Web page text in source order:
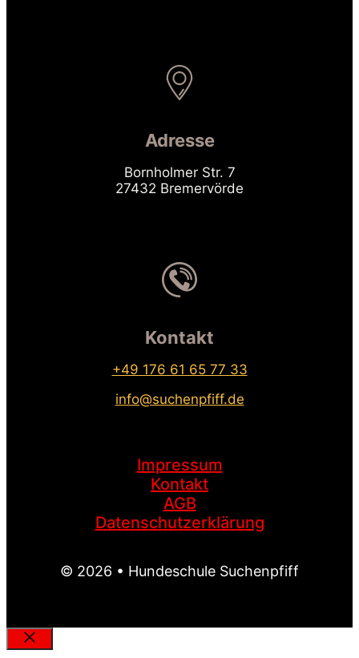
Adresse
Bornholmer Str. 7
27432 Bremervörde
Kontakt
+49 176 61 65 77 33
info@suchenpfiff.de
Impressum
Kontakt
AGB
Datenschutzerklärung
© 2026 • Hundeschule Suchenpfiff